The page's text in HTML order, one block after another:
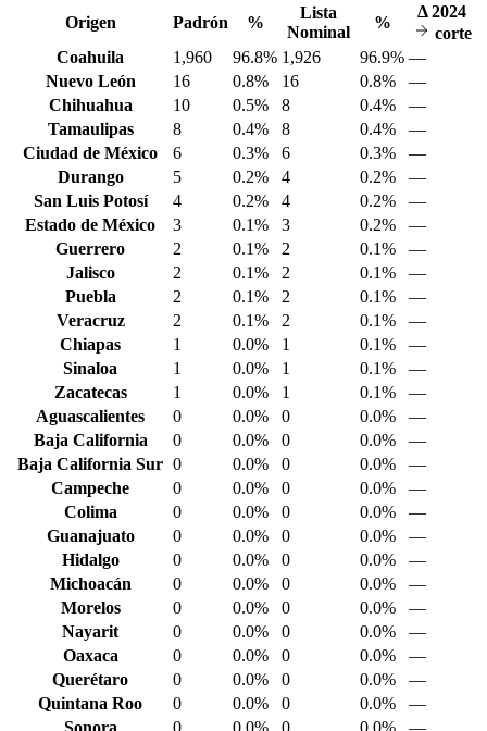
Origen
Padrón %
Lista
Nominal
%
Δ2024
corte
Coahuila
1,960 96.8% 1,926 96.9% —
Nuevo León
16 0.8% 16 0.8%
—
Chihuahua
10 0.5% 8 0.4%
—
Tamaulipas
8 0.4% 8 0.4%
—
Ciudad de México
6 0.3% 6 0.3%
—
Durango
5 0.2% 4 0.2%
—
San Luis Potosí
4 0.2% 4 0.2%
—
Estado de México
3 0.1% 3 0.2%
—
Guerrero
2 0.1% 2 0.1%
—
Jalisco
2 0.1% 2 0.1%
—
Puebla
2 0.1% 2 0.1%
—
Veracruz
2 0.1% 2 0.1%
—
Chiapas
1 0.0% 1 0.1%
—
Sinaloa
1 0.0% 1 0.1%
—
Zacatecas
1 0.0% 1 0.1%
—
Aguascalientes
0 0.0% 0 0.0%
—
Baja California
0 0.0% 0 0.0%
—
Baja California Sur 0 0.0% 0 0.0%
—
Campeche
0 0.0% 0 0.0%
—
Colima
0 0.0% 0 0.0%
—
Guanajuato
0 0.0% 0 0.0%
—
Hidalgo
0 0.0% 0 0.0%
—
Michoacán
0 0.0% 0 0.0%
—
Morelos
0 0.0% 0 0.0%
—
Nayarit
0 0.0% 0 0.0%
—
Oaxaca
0 0.0% 0 0.0%
—
Querétaro
0 0.0% 0 0.0%
—
Quintana Roo
0 0.0% 0 0.0%
—